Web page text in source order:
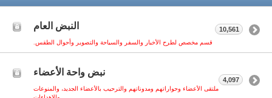
النبض العام
قسم مخصص لطرح الأخبار والسفر والسياحة والتصوير وأحوال الطقس.
10,561
نبض واحة الأعضاء
ملتقى الأعضاء وحواراتهم ومدوناتهم والترحيب بالأعضاء الجديد، والمنوعات
4,097